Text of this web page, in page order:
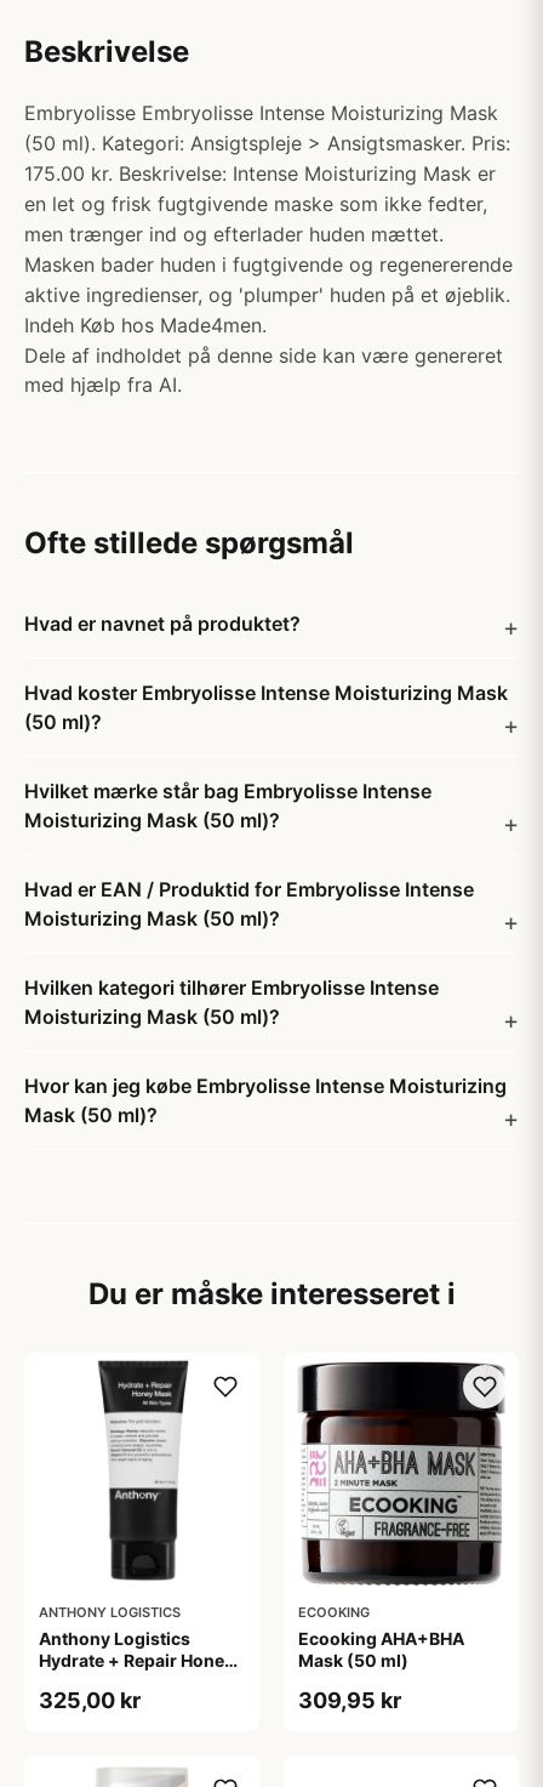
Beskrivelse
Embryolisse Embryolisse Intense Moisturizing Mask
(50 ml). Kategori: Ansigtspleje > Ansigtsmasker. Pris:
175.00 kr. Beskrivelse: Intense Moisturizing Mask er
en let og frisk fugtgivende maske som ikke fedter,
men trænger ind og efterlader huden mættet.
Masken bader huden i fugtgivende og regenererende
aktive ingredienser, og 'plumper' huden på et øjeblik.
Indeh Køb hos Made4men.
Dele af indholdet på denne side kan være genereret
med hjælp fra AI.
Ofte stillede spørgsmål
Hvad er navnet på produktet?
Hvad koster Embryolisse Intense Moisturizing Mask
(50 ml)?
Hvilket mærke står bag Embryolisse Intense
Moisturizing Mask (50 ml)?
Hvad er EAN / Produktid for Embryolisse Intense
Moisturizing Mask (50 ml)?
Hvilken kategori tilhører Embryolisse Intense
Moisturizing Mask (50 ml)?
Hvor kan jeg købe Embryolisse Intense Moisturizing
Mask (50 ml)?
Du er måske interesseret i
ANTHONY LOGISTICS
Anthony Logistics
Hydrate + Repair Honey
325,00 kr
ECOOKING
Ecooking AHA+BHA
Mask (50 ml)
309,95 kr